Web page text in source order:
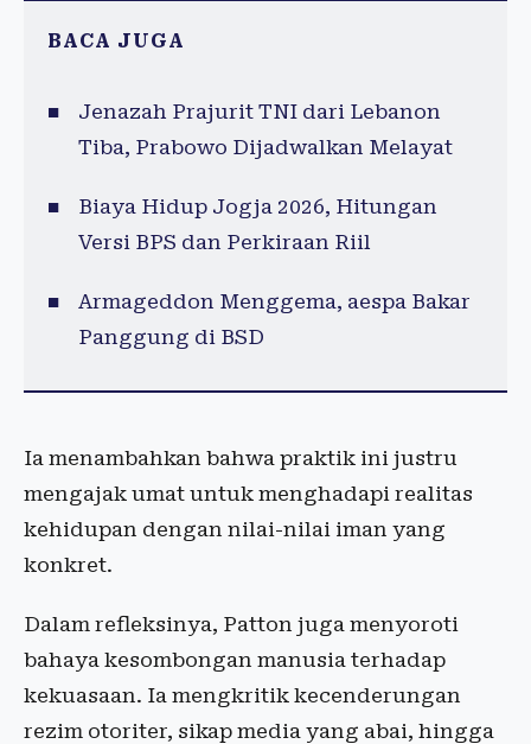
BACA JUGA
Jenazah Prajurit TNI dari Lebanon
Tiba, Prabowo Dijadwalkan Melayat
Biaya Hidup Jogja 2026, Hitungan
Versi BPS dan Perkiraan Riil
Armageddon Menggema, aespa Bakar
Panggung di BSD
Ia menambahkan bahwa praktik ini justru
mengajak umat untuk menghadapi realitas
kehidupan dengan nilai-nilai iman yang
konkret.
Dalam refleksinya, Patton juga menyoroti
bahaya kesombongan manusia terhadap
kekuasaan. Ia mengkritik kecenderungan
rezim otoriter, sikap media yang abai, hingga